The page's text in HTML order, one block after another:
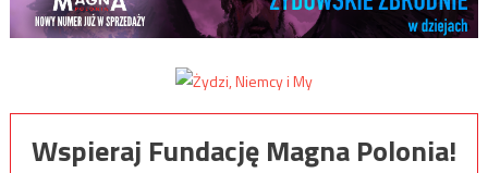
Wspieraj Fundację Magna Polonia!